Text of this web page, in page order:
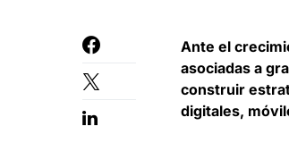
Ante el
asociadas a
construir
digitales,